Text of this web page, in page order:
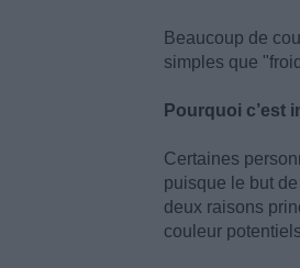
Beaucoup de
simples que
Pourquoi c’est
Certaines
puisque le but
deux raisons
couleur